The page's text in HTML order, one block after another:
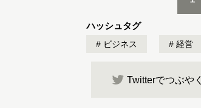
ハッシュタグ
ビジネス 経営
Twitterでつぶやく